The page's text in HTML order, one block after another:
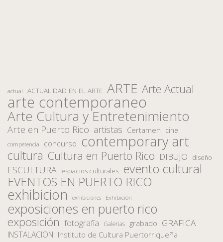
actual ACTUALIDAD EN EL ARTE ARTE Arte Actual
arte contemporaneo
Arte Cultura y Entretenimiento
Arte en Puerto Rico artistas Certamen cine
competencia concurso contemporary art
cultura Cultura en Puerto Rico DIBUJO diseño
ESCULTURA espacios culturales evento cultural
EVENTOS EN PUERTO RICO
exhibicion exhibiciones Exhibición
exposiciones en puerto rico
exposición fotografía Galerias grabado GRAFICA
INSTALACION Instituto de Cultura Puertorriqueña